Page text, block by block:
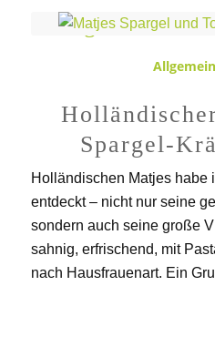
Schlagwortarchiv
Allgemein
Spargel-
Holländischen Matjes habe
entdeckt – nicht nur seine
sondern auch seine große
sahnig, erfrischend, mit
nach Hausfrauenart. Ein